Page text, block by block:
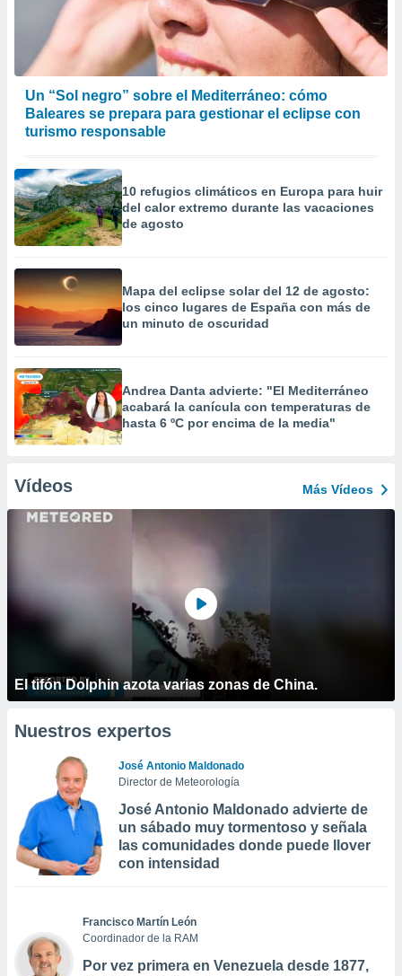
Un “Sol negro” sobre el Mediterráneo: cómo
Baleares se prepara para gestionar el eclipse con
turismo responsable
10 refugios climáticos en Europa para huir
del calor extremo durante las vacaciones
de agosto
Mapa del eclipse solar del 12 de agosto:
los cinco lugares de España con más de
un minuto de oscuridad
Andrea Danta advierte: "El Mediterráneo
acabará la canícula con temperaturas de
hasta 6 ºC por encima de la media"
Vídeos Más Vídeos
El tifón Dolphin azota varias zonas de China.
Nuestros expertos
José Antonio Maldonado
Director de Meteorología
José Antonio Maldonado advierte de
un sábado muy tormentoso y señala
las comunidades donde puede llover
con intensidad
Francisco Martín León
Coordinador de la RAM
Por vez primera en Venezuela desde 1877,